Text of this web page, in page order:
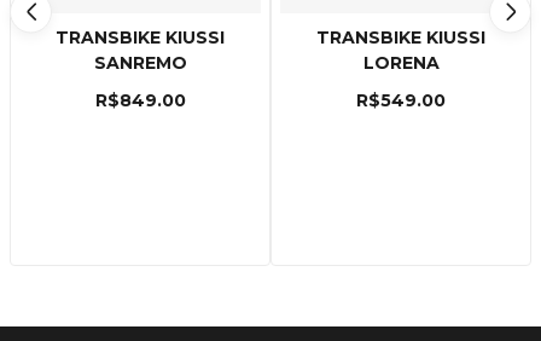
TRANSBIKE KIUSSI
SANREMO
R$849.00
TRANSBIKE KIUSSI
LORENA
R$549.00